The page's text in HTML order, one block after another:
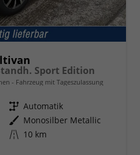
Sport Edition
Fahrzeug mit Tageszulassung
Getriebe Automatik
Außenfarbe Monosilber Metallic
Kilometerstand 10 km